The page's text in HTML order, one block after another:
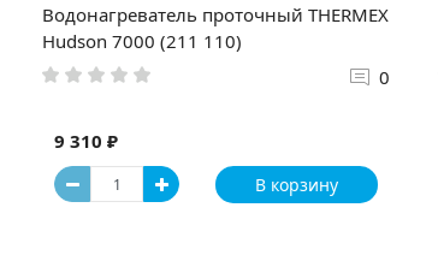
Водонагреватель проточный THERMEX
Hudson 7000 (211 110)
0
9 310 ₽
В корзину